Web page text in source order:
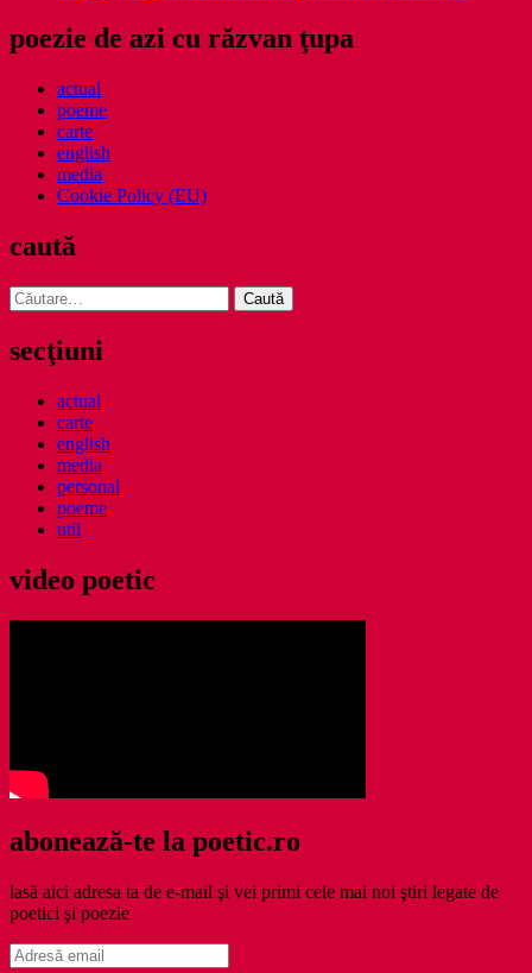
poezie de azi cu răzvan ţupa
actual
poeme
carte
english
media
Cookie Policy (EU)
caută
Caută
după:
secţiuni
actual
carte
english
media
personal
poeme
util
video poetic
abonează-te la poetic.ro
lasă aici adresa ta de e-mail şi vei primi cele mai noi ştiri legate de
poetici şi poezie
Adresă